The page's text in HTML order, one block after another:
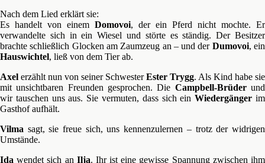
Nach dem Lied erklärt sie:
Es handelt von einem Domovoi, der ein Pferd nicht mochte. Er
verwandelte sich in ein Wiesel und störte es ständig. Der Besitzer
brachte schließlich Glocken am Zaumzeug an – und der Dumovoi, ein
Hauswichtel, ließ von dem Tier ab.
Axel erzählt nun von seiner SchwesterEster Trygg. Als Kind habe sie
mit unsichtbaren Freunden gesprochen. Die Campbell-Brüderund
wir tauschen uns aus. Sie vermuten, dass sich einWiedergänger im
Gasthof aufhält.
Vilma sagt, sie freue sich, uns kennenzulernen – trotz der widrigen
Umstände.
Ida wendet sich an Ilja. Ihr ist eine gewisse Spannung zwischen ihm